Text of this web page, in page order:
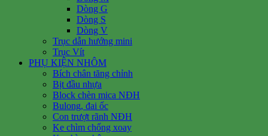
Dòng G
Dòng S
Dòng V
Trục dẫn hướng mini
Trục Vít
PHỤ KIỆN NHÔM
Bích chân tăng chỉnh
Bịt đầu nhựa
Block chèn mica NĐH
Bulong, đai ốc
Con trượt rãnh NĐH
Ke chìm chống xoay